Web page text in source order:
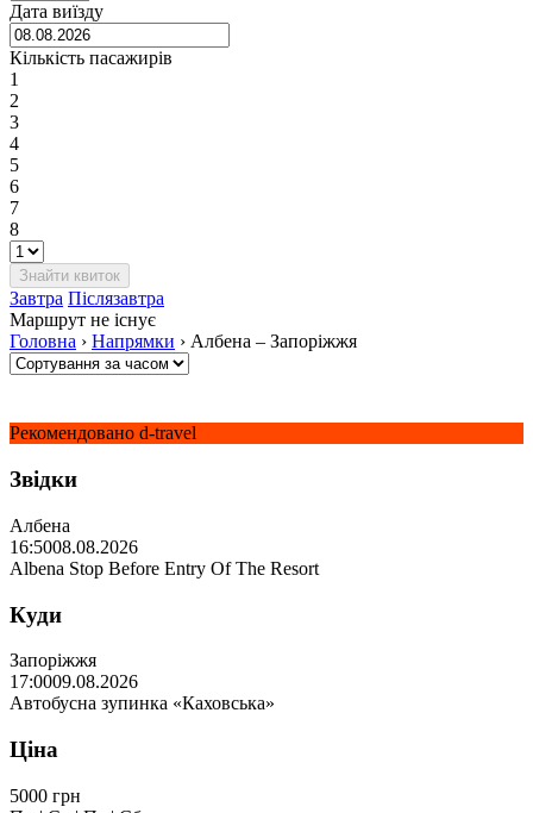
Дата виїзду
Кількість пасажирів
1
2
3
4
5
6
7
8
Завтра Післязавтра
Маршрут не існує
Головна › Напрямки › Албена – Запоріжжя
Рекомендовано d-travel
Звідки
Албена
16:5008.08.2026
Albena Stop Before Entry Of The Resort
Куди
Запоріжжя
17:0009.08.2026
Автобусна зупинка «Каховська»
Ціна
5000 грн